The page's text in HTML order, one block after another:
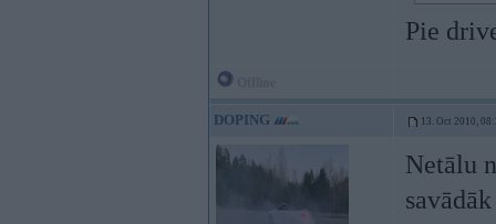
Pie
DOPING 13. Oct 2010,
Netālu